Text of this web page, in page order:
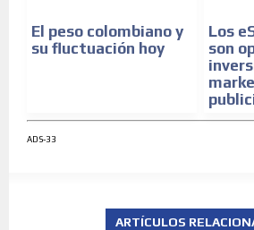
El peso colombiano y
su fluctuación hoy
Los
son
ADS-33
ARTÍCULOS